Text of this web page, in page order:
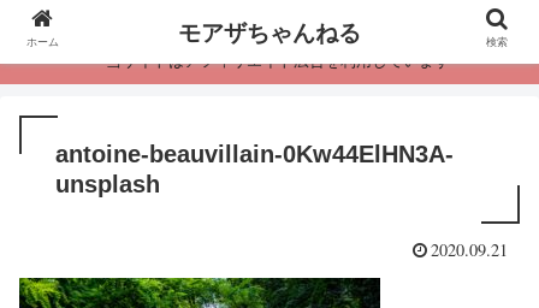
・当サイトはアフィリエイト広告を利用しています
antoine-beauvillain-0Kw44ElHN3A-
unsplash
2020.09.21
ホーム モアザちゃんねる 検索